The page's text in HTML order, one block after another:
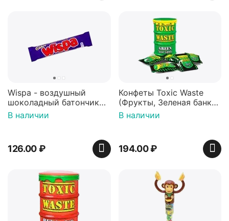
Wispa - воздушный
шоколадный батончик
36 гр
В наличии
126.00₽
Конфеты Toxic Waste
(Фрукты, Зеленая банка,
42 гр).
В наличии
194.00₽